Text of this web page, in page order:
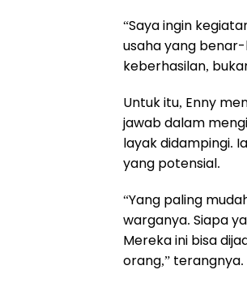
“Saya ingin
usaha yang
keberhasilan,
Untuk itu, Enny
jawab dalam
layak didampingi.
yang potensial.
“Yang paling
warganya. Siapa
Mereka ini bisa
orang,” terangnya.